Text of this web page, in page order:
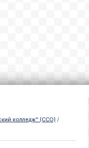
колледж" (ССО) /